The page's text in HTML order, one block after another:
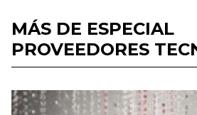
MÁS DE ESPECIAL
PROVEEDORES